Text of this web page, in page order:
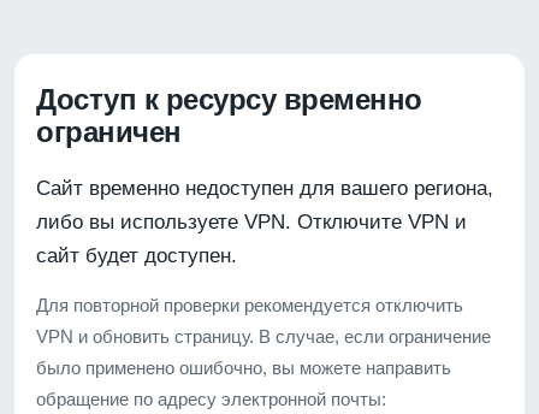
Доступ к ресурсу временно
ограничен
Сайт временно недоступен для вашего региона,
либо вы используете VPN. Отключите VPN и
сайт будет доступен.
Для повторной проверки рекомендуется отключить
VPN и обновить страницу. В случае, если ограничение
было применено ошибочно, вы можете направить
обращение по адресу электронной почты: